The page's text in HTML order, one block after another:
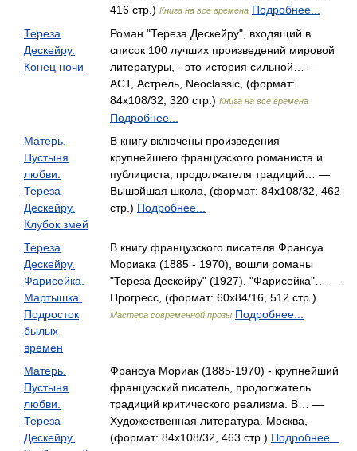
416 стр.) Книга на все времена Подробнее...
Тереза
Дескейру.
Конец ночи
Роман "Тереза Дескейру", входящий в
список 100 лучших произведений мировой
литературы, - это история сильной… —
АСТ, Астрель, Neoclassic, (формат:
84x108/32, 320 стр.) Книга на все времена
Подробнее...
Матерь.
Пустыня
любви.
Тереза
Дескейру.
Клубок змей
В книгу включены произведения
крупнейшего французского романиста и
публициста, продолжателя традиций… —
Вышэйшая школа, (формат: 84x108/32, 462
стр.) Подробнее...
Тереза
Дескейру.
Фарисейка.
Мартышка.
Подросток
былых
времен
В книгу французского писателя Франсуа
Мориака (1885 - 1970), вошли романы
"Тереза Дескейру" (1927), "Фарисейка"… —
Прогресс, (формат: 60x84/16, 512 стр.)
Мастера современной прозы Подробнее...
Матерь.
Пустыня
любви.
Тереза
Дескейру.
Франсуа Мориак (1885-1970) - крупнейший
французский писатель, продолжатель
традиций критического реализма. В… —
Художественная литература. Москва,
(формат: 84x108/32, 463 стр.) Подробнее...